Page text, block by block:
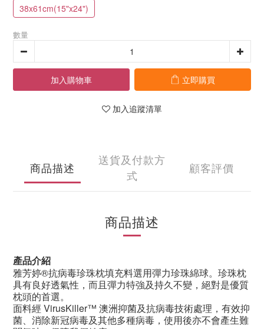
38x61cm(15"x24")
數量
加入購物車 立即購買
加入追蹤清單
商品描述
送貨及付款方
式
顧客評價
商品描述
產品介紹
雅芳婷®抗病毒珍珠枕填充料選用彈力珍珠綿球。 珍珠枕
具有良好透氣性，而且彈力特強及持久不變，絕對是優質
枕頭的首選。
面料經 VirusKiller™ 澳洲抑菌及抗病毒技術處理，有效抑
菌、消除新冠病毒及其他多種病毒，使用後亦不會產生難